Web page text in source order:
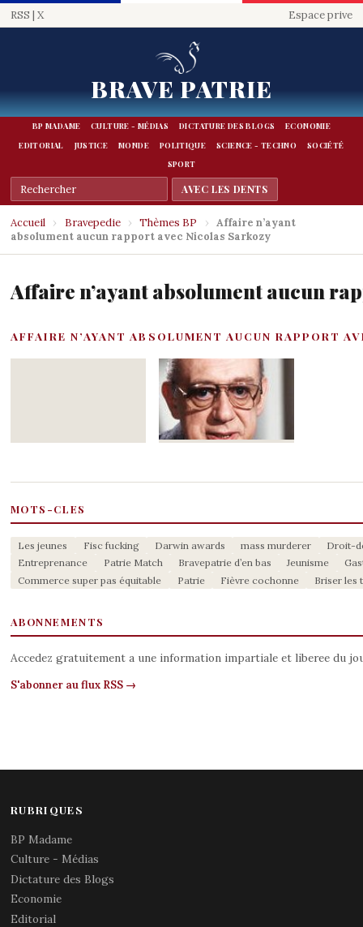
RSS | X Espace prive
BRAVE PATRIE
BP MADAME CULTURE - MÉDIAS DICTATURE DES BLOGS
ECONOMIE
EDITORIAL
JUSTICE MONDE POLITIQUE SCIENCE - TECHNO
SOCIÉTÉ
SPORT
Accueil › Bravepedie › Thèmes BP › Affaire n’ayant
absolument aucun rapport avec Nicolas Sarkozy
Affaire n’ayant absolument aucun
AFFAIRE N’AYANT ABSOLUMENT AUCUN RAPPORT
MOTS-CLES
Les jeunes Fisc fucking Darwin awards mass murderer
Droit-
Entreprenance
Patrie Match Bravepatrie d’en bas Jeunisme
Commerce super pas équitable
Patrie Fièvre cochonne Briser les
ABONNEMENTS
Accedez gratuitement a une information impartiale et liberee du
S'abonner au flux RSS →
RUBRIQUES
BP Madame
Culture - Médias
Dictature des Blogs
Economie
Editorial